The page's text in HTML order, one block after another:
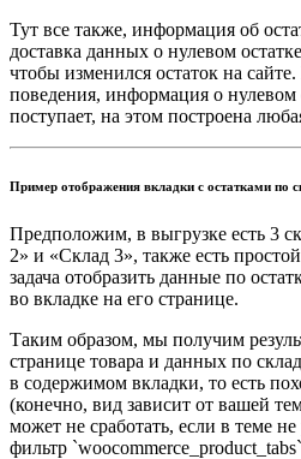
Тут все также, информация об
доставка данных о нулевом
чтобы изменился остаток на
поведения, информация о нулевом
поступает, на этом построена
Пример отображения вкладки с остатками по
Предположим, в выгрузке есть 3
2» и «Склад 3», также есть
задача отобразить данные по
во вкладке на его странице.
Таким образом, мы получим
странице товара и данных по
в содержимом вкладки, то есть
(конечно, вид зависит от вашей
может не сработать, если в теме
фильтр